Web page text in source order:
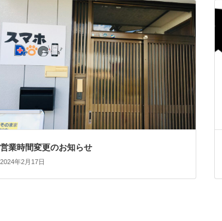
営業時間変更のお知らせ
2024年2月17日